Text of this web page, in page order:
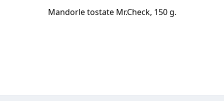
Mandorle tostate Mr.Check, 150 g.